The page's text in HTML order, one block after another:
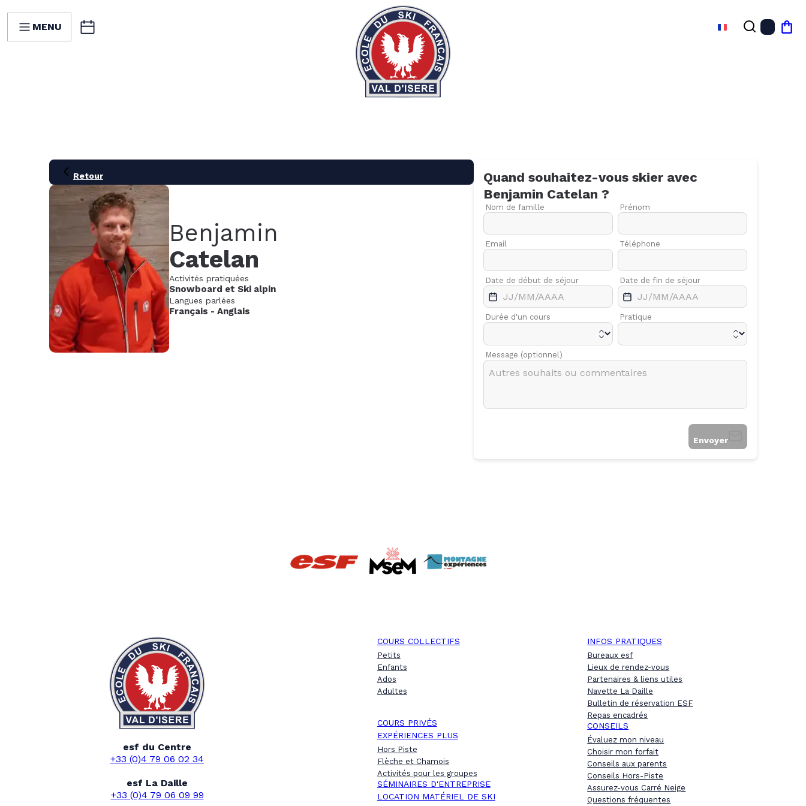
MENU
Retour
Benjamin
Catelan
Activités pratiquées
Snowboard et Ski alpin
Langues parlées
Français - Anglais
Quand souhaitez-vous skier avec
Benjamin Catelan ?
Nom de famille Prénom
Email Téléphone
Date de début de séjour Date de fin de séjour
Durée d'un cours Pratique
Message (optionnel)
Envoyer
21
Nov.
2026
28 05
Déc.
12 19 26 02
2027
Avr.
17
Mai
esf du Centre
+33 (0)4 79 06 02 34
esf La Daille
+33 (0)4 79 06 09 99
COURS COLLECTIFS
Petits
Enfants
Ados
Adultes
COURS PRIVÉS
EXPÉRIENCES PLUS
Hors Piste
Flèche et Chamois
Activités pour les groupes
SÉMINAIRES D'ENTREPRISE
LOCATION MATÉRIEL DE SKI
INFOS PRATIQUES
Bureaux esf
Lieux de rendez-vous
Partenaires & liens utiles
Navette La Daille
Bulletin de réservation ESF
Repas encadrés
CONSEILS
Évaluez mon niveau
Choisir mon forfait
Conseils aux parents
Conseils Hors-Piste
Assurez-vous Carré Neige
Questions fréquentes